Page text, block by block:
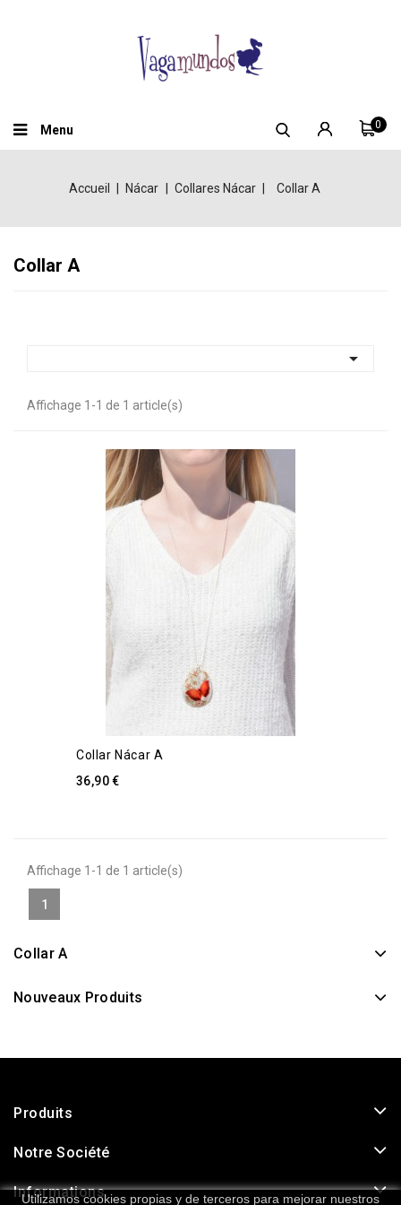
Utilizamos cookies propias y de terceros para mejorar nuestros
0
Menu
Accueil Nácar Collares Nácar Collar A
Collar A

Affichage 1-1 de 1 article(s)
Collar Nácar A
36,90 €
Affichage 1-1 de 1 article(s)
1
Collar A
Nouveaux Produits
Produits
Notre Société
Informations